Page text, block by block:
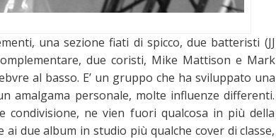
una sezione fiati di spicco, due batteristi (JJ
due coristi, Mike Mattison e Mark
al basso. E’ un gruppo che ha sviluppato una
amalgama personale, molte influenze differenti.
ne vien fuori qualcosa in più della
due album in studio più qualche cover di classe,